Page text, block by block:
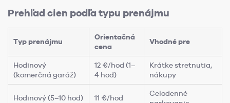
Prehľad cien podľa typu prenájmu
Typ prenájmu
Orientačná
cena
Vhodné pre
Hodinový
(komerčná garáž)
12 €/hod (1–
4 hod)
Krátke stretnutia,
nákupy
Hodinový (5–10 hod) 11 €/hod
Celodenné